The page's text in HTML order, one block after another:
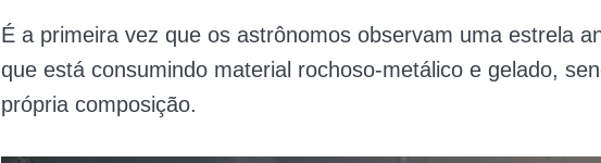
É a primeira vez que os astrônomos observam uma estrela
que está consumindo material rochoso-metálico e gelado,
própria composição.